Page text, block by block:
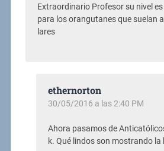
Extraordinario Profesor su nivel
para los orangutanes que suelan
lares
ethernorton
30/05/2016 a las 2:40 PM
Ahora pasamos de
k. Qué lindos son mostrando la